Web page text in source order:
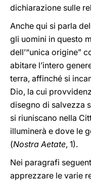
dichiarazione sulle
Anche qui si parla
gli uomini in questo
dell’“unica origine”
abitare l’intero
terra, affinché si
Dio, la cui
disegno di salvezza
si riuniscano nella
illuminerà e dove le
(Nostra Aetate, 1).
Nei paragrafi
apprezzare le varie